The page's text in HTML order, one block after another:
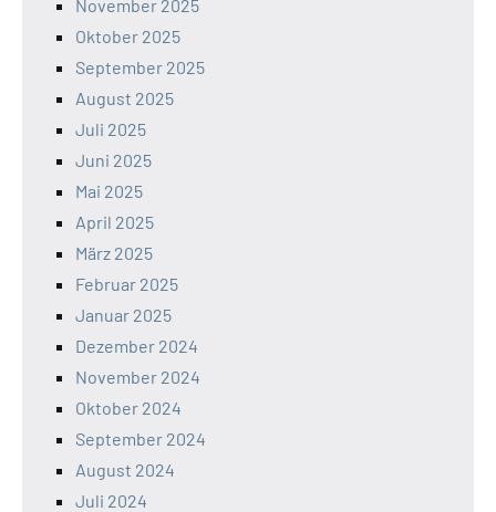
November 2025
Oktober 2025
September 2025
August 2025
Juli 2025
Juni 2025
Mai 2025
April 2025
März 2025
Februar 2025
Januar 2025
Dezember 2024
November 2024
Oktober 2024
September 2024
August 2024
Juli 2024